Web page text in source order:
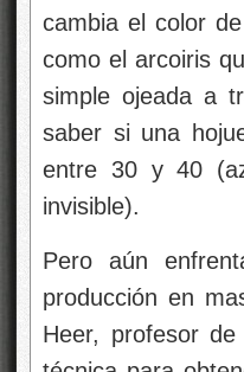
cambia el color
como el arcoiris
simple ojeada a
saber si una
entre 30 y 40
invisible).
Pero aún
producción en
Heer, profesor